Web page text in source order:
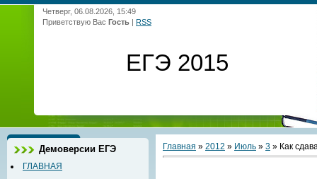
Четверг, 06.08.2026, 15:49
Приветствую Вас Гость | RSS
ЕГЭ 2015
Демоверсии ЕГЭ
ГЛАВНАЯ
Главная » 2012 » Июль » 3 » Как